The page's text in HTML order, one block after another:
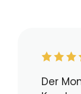
Der